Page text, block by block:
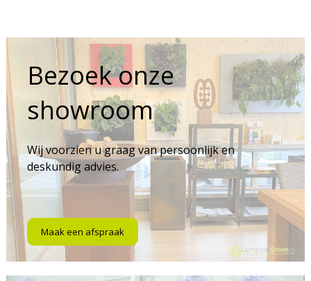
Bezoek onze
showroom
Wij voorzien u graag van persoonlijk en
deskundig advies.
Maak een afspraak